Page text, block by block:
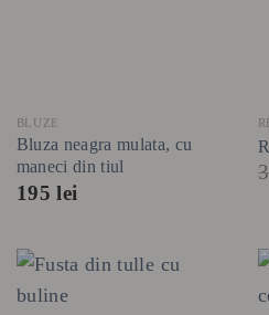
BLUZE
Bluza neagra mulata, cu
maneci din tiul
195lei